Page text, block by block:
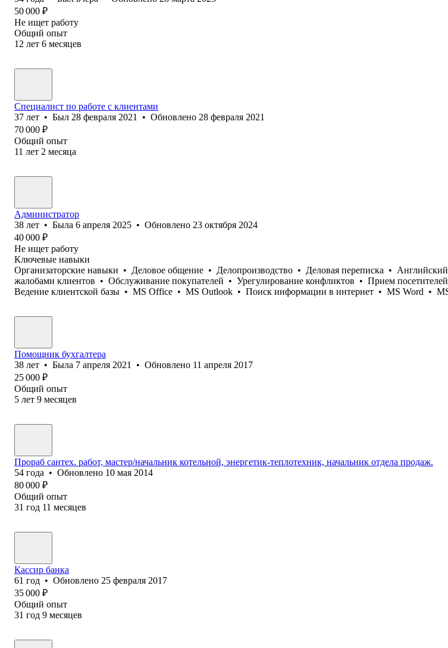
50 000 ₽
Не ищет работу
Общий опыт
12 лет 6 месяцев
Специалист по работе с клиентами
37 лет • Был 28 февраля 2021 • Обновлено 28 февраля 2021
70 000 ₽
Общий опыт
11 лет 2 месяца
Администратор
38 лет • Была 6 апреля 2025 • Обновлено 23 октября 2024
40 000 ₽
Не ищет работу
Ключевые навыки
Организаторские навыки • Деловое общение • Делопроизводство • Деловая переписка •
жалобами клиентов • Обслуживание покупателей • Урегулирование конфликтов • Прием посетителей
Ведение клиентской базы • MS Office • MS Outlook • Поиск информации в интернет • MS Word •
Помощник бухгалтера
38 лет • Была 7 апреля 2021 • Обновлено 11 апреля 2017
25 000 ₽
Общий опыт
5 лет 9 месяцев
Прораб сантех. работ, мастер/начальник котельной, энергетик-теплотехник, начальник отдела продаж.
54 года • Обновлено 10 мая 2014
80 000 ₽
Общий опыт
31 год 11 месяцев
Кассир банка
61 год • Обновлено 25 февраля 2017
35 000 ₽
Общий опыт
31 год 9 месяцев